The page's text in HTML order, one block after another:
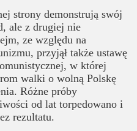
strony demonstrują swój
ale z drugiej nie
ze względu na
przyjął także ustawę
w której
walki o wolną Polskę
Różne próby
od lat torpedowano i
rezultatu.